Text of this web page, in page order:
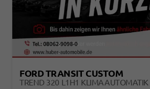
FORD TRANSIT CUSTOM